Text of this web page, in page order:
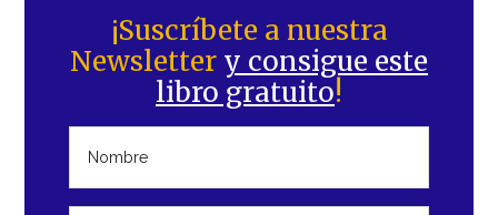
Filipinas
como
más
de
lateral
principal
¡Suscríbete a nuestra
Newsletter y consigue este
libro gratuito!